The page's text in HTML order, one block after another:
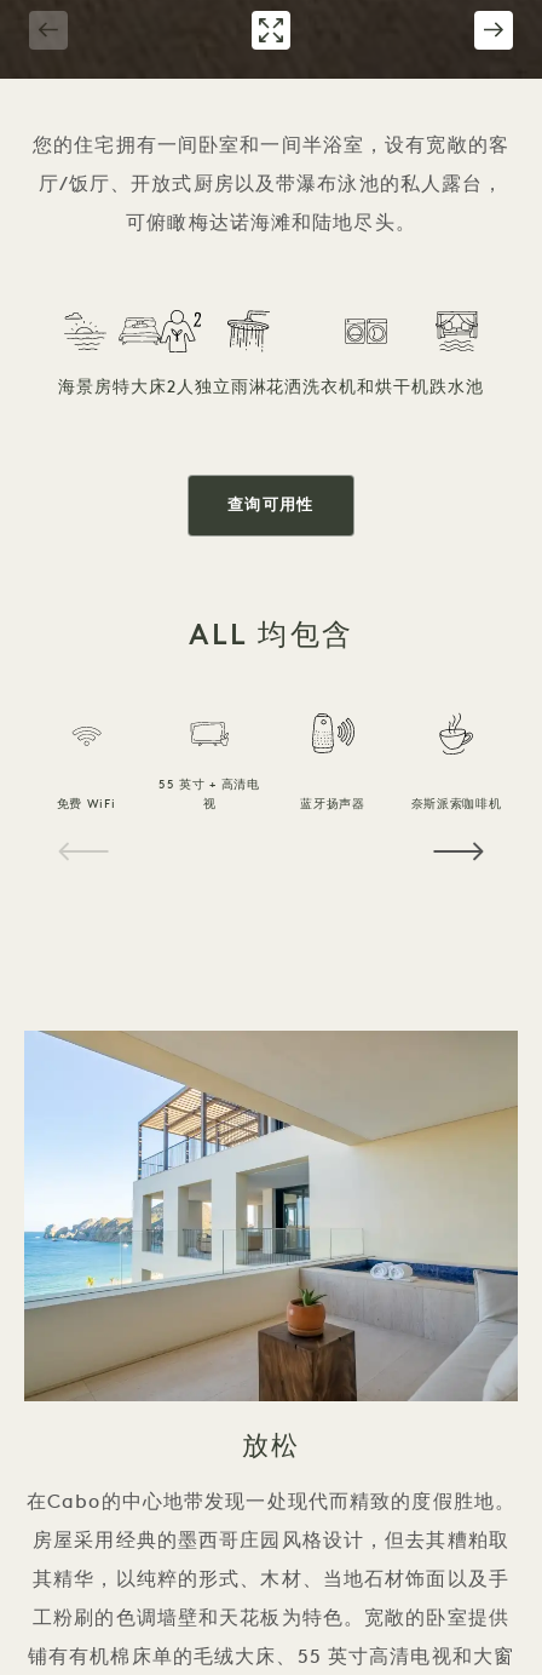
您的住宅拥有一间卧室和一间半浴室，设有宽敞的客
厅/饭厅、开放式厨房以及带瀑布泳池的私人露台，
可俯瞰梅达诺海滩和陆地尽头。
海景房特大床2人独立雨淋花洒洗衣机和烘干机跌水池
查询可用性
ALL 均包含
免费 WiFi
55 英寸 + 高清电
视
蓝牙扬声器 奈斯派索咖啡机
放松
在Cabo的中心地带发现一处现代而精致的度假胜地。
房屋采用经典的墨西哥庄园风格设计，但去其糟粕取
其精华，以纯粹的形式、木材、当地石材饰面以及手
工粉刷的色调墙壁和天花板为特色。宽敞的卧室提供
铺有有机棉床单的毛绒大床、55 英寸高清电视和大窗